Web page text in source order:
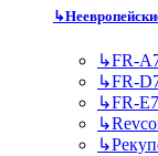
↳
↳FR-
↳FR-
↳FR-
↳
↳